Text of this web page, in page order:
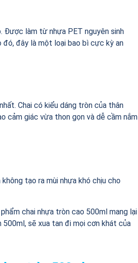
làm từ nhựa PET nguyên sinh
đó, đây là một loại bao bì cực kỳ an
Chai có kiểu dáng tròn của thân
cảm giác vừa thon gọn và dễ cầm nắm
tạo ra mùi nhựa khó chịu cho
chai nhựa tròn cao 500ml mang lại
sẽ xua tan đi mọi cơn khát của